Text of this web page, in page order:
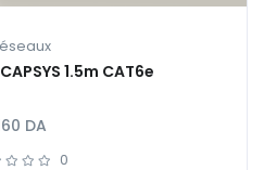
1.5m CAT6e
DA
0